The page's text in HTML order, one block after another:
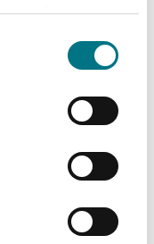
dewis.
i chi ddewis.